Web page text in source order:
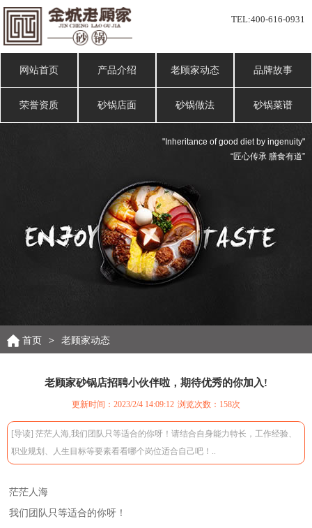
TEL:400-616-0931
网站首页 产品介绍 老顾家动态 品牌故事
荣誉资质 砂锅店面 砂锅做法 砂锅菜谱
"Inheritance of good diet by ingenuity"
“匠心传承 膳食有道”
首页 > 老顾家动态
老顾家砂锅店招聘小伙伴啦，期待优秀的你加入!
更新时间：2023/2/4 14:09:12 浏览次数： 158次
[导读] 茫茫人海,我们团队只等适合的你呀！请结合自身能力特长，工作经验、
职业规划、人生目标等要素看看哪个岗位适合自己吧！..
茫茫人海
我们团队只等适合的你呀！